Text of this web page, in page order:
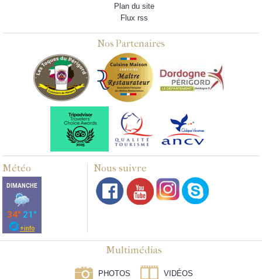
Plan du site
Flux rss
Nos Partenaires
Météo Nous suivre
Multimédias
PHOTOS VIDÉOS